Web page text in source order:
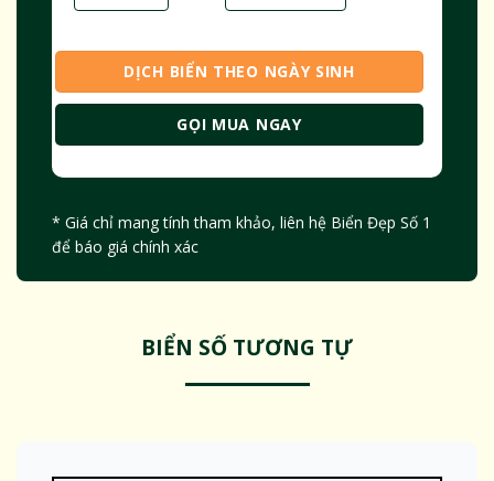
DỊCH BIỂN THEO NGÀY SINH
GỌI MUA NGAY
* Giá chỉ mang tính tham khảo, liên hệ Biển Đẹp Số 1
để báo giá chính xác
BIỂN SỐ TƯƠNG TỰ